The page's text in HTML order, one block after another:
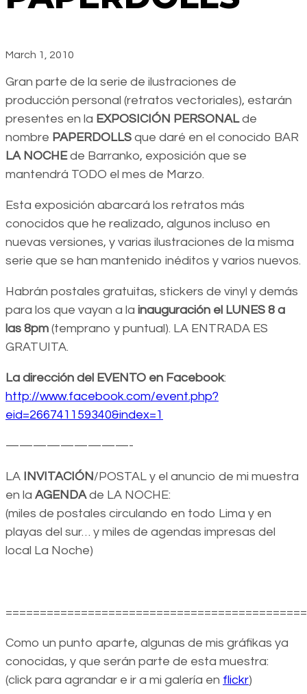
March 1, 2010
Gran parte de la serie de ilustraciones de
producción personal (retratos vectoriales), estarán
presentes en la EXPOSICIÓN PERSONALde
nombre PAPERDOLLS que daré en el conocido BAR
LA NOCHEde Barranko, exposición que se
mantendrá TODO el mes de Marzo.
Esta exposición abarcará los retratos más
conocidos que he realizado, algunos incluso en
nuevas versiones, y varias ilustraciones de la misma
serie que se han mantenido inéditos y varios nuevos.
Habrán postales gratuitas, stickers de vinyl y demás
para los que vayan a la inauguración el LUNES 8 a
las 8pm (temprano y puntual). LA ENTRADA ES
GRATUITA.
La dirección del EVENTO en Facebook:
http://www.facebook.com/event.php?
eid=266741159340&index=1
—————————-
LA INVITACIÓN/POSTAL y el anuncio de mi muestra
en la AGENDAde LA NOCHE:
(miles de postales circulando en todo Lima y en
playas del sur… y miles de agendas impresas del
local La Noche)
Como un punto aparte, algunas de mis gráfikas ya
conocidas, y que serán parte de esta muestra:
(click para agrandar e ir a mi galería en flickr)